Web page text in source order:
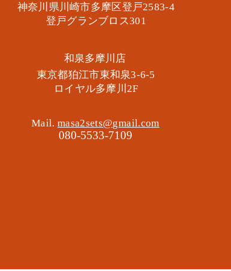
神奈川県川崎市多摩区​登戸2583-4
​登戸グランブロス301
​和泉多摩川店
東京都狛江市東和泉3-6-5
​ロイヤル多摩川2F
Mail.masa2sets@gmail.com
080-5533-7109